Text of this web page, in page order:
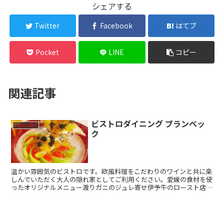
シェアする
Twitter Facebook はてブ
Pocket LINE コピー
関連記事
FOOD TRIP
ビストロダイニング ブランベッ
ク
温かい雰囲気のビストロです。欧風料理をこだわりのワインと共に楽
しんでいただく大人の隠れ家としてご利用ください。愛媛の食材を使
ったオリジナルメニュー渡りガニのジュレ寄せ伊予牛のロースト店舗